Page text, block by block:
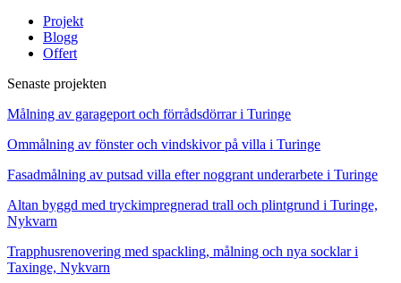
Projekt
Blogg
Offert
Senaste projekten
Målning av garageport och förrådsdörrar i Turinge
Ommålning av fönster och vindskivor på villa i Turinge
Fasadmålning av putsad villa efter noggrant underarbete i Turinge
Altan byggd med tryckimpregnerad trall och plintgrund i Turinge,
Nykvarn
Trapphusrenovering med spackling, målning och nya socklar i
Taxinge, Nykvarn